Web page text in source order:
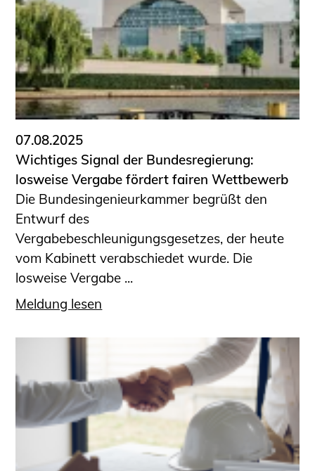
07.08.2025
Wichtiges Signal der Bundesregierung:
losweise Vergabe fördert fairen Wettbewerb
Die Bundesingenieurkammer begrüßt den
Entwurf des
Vergabebeschleunigungsgesetzes, der heute
vom Kabinett verabschiedet wurde. Die
losweise Vergabe ...
Meldung lesen